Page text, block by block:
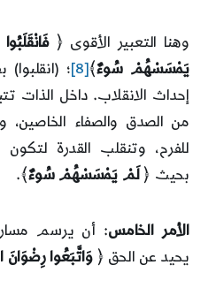
وهنا التعبير الأقوى ﴿
يَمْسَسْهُمْ سُوءٌ﴾[8]
؛
إحداث الانقلاب. داخل الذات
من الصدق والصفاء الخاصين،
للفرح، وتنقلب القدرة
بحيث ﴿ لَمْ يَمْسَسْهُمْ سُوءٌ﴾.
الأمر الخامس: أن يرسم مسار
يحيد عن الحق ﴿ وَاتَّبَعُوا رِضْوَانَ